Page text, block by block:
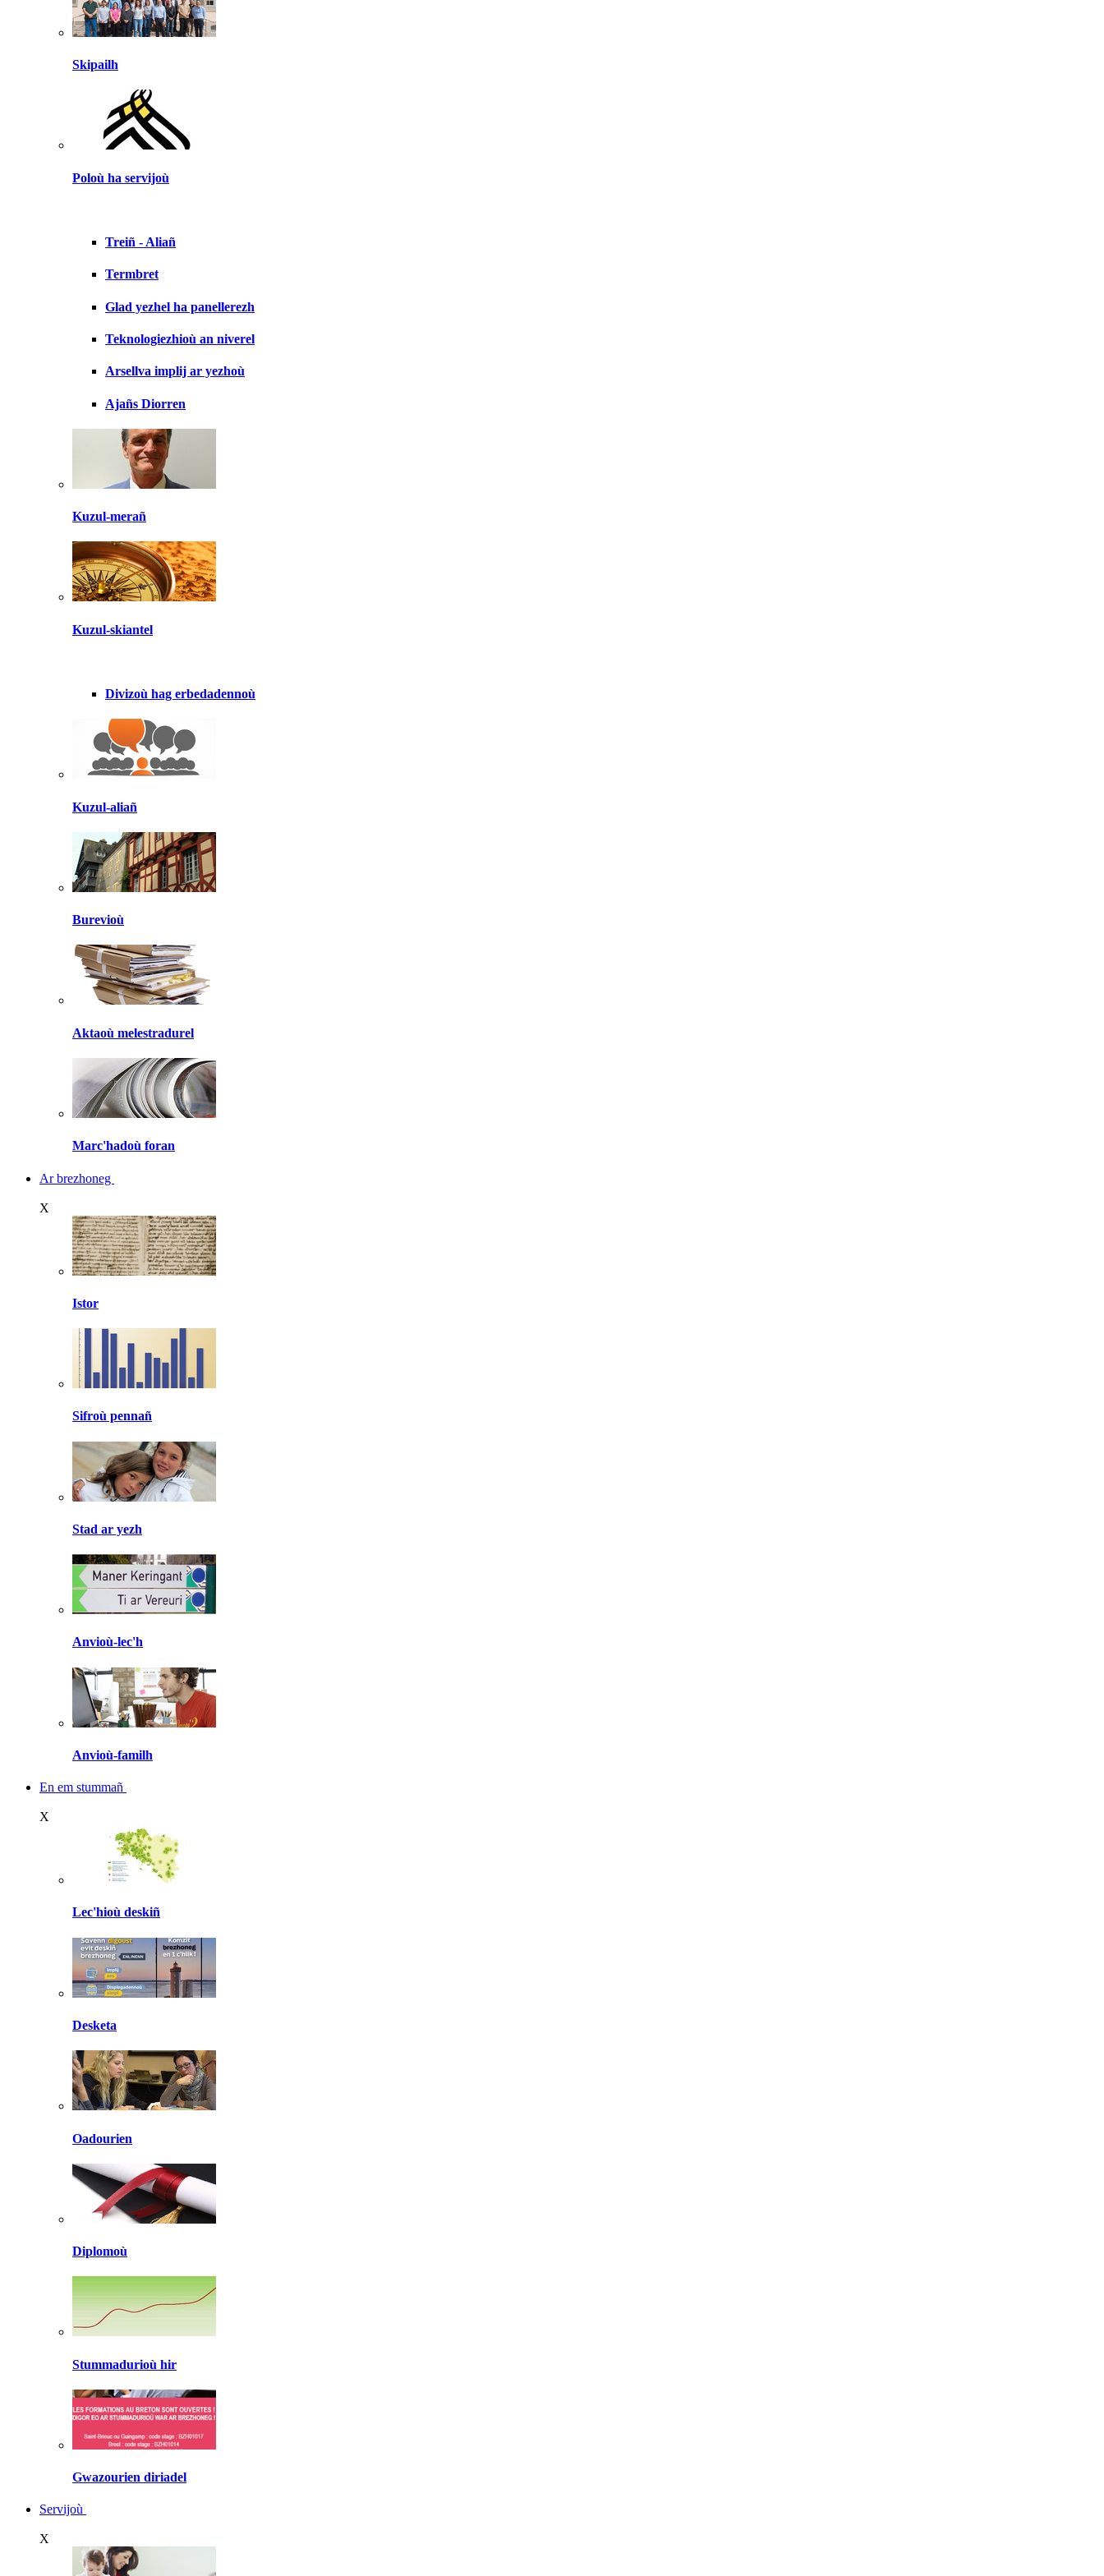
Skipailh
Poloù ha servijoù
Treiñ - Aliañ
Termbret
Glad yezhel ha panellerezh
Teknologiezhioù an niverel
Arsellva implij ar yezhoù
Ajañs Diorren
Kuzul-merañ
Kuzul-skiantel
Divizoù hag erbedadennoù
Kuzul-aliañ
Burevioù
Aktaoù melestradurel
Marc'hadoù foran
Ar brezhoneg
X
Istor
Sifroù pennañ
Stad ar yezh
Anvioù-lec'h
Anvioù-familh
En em stummañ
X
Lec'hioù deskiñ
Desketa
Oadourien
Diplomoù
Stummadurioù hir
Gwazourien diriadel
Servijoù
X